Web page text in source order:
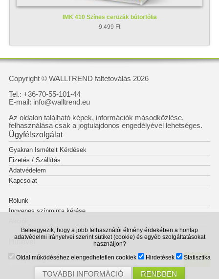
Beleegyezik, hogy a jobb felhasználói élmény érdekében a honlap
adatvédelmi irányelvei szerint sütiket (cookie) és egyéb szolgáltatásokat
használjon?
Oldal működéséhez elengedhetetlen cookiek
Hirdetések Statisztika
TOVÁBBI INFORMÁCIÓ RENDBEN
IMK 410 Színes ceruzák bútorfólia
9.499 Ft
Copyright © WALLTREND faltetoválás 2026
Tel.: +36-70-55-101-44
E-mail: info@walltrend.eu
Az oldalon található képek, információk másodközlése,
felhasználása csak a jogtulajdonos engedélyével lehetséges.
Ügyfélszolgálat
Gyakran Ismételt Kérdések
Fizetés / Szállítás
Adatvédelem
Kapcsolat
Rólunk
Ingyenes színminta kérése
Hírlevél
OK